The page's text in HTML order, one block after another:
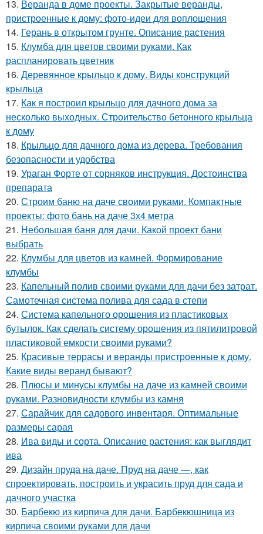
13. Веранда в доме проекты. Закрытые веранды,
пристроенные к дому: фото-идеи для воплощения
14. Герань в открытом грунте. Описание растения
15. Клумба для цветов своими руками. Как
распланировать цветник
16. Деревянное крыльцо к дому. Виды конструкций
крыльца
17. Как я построил крыльцо для дачного дома за
несколько выходных. Строительство бетонного крыльца
к дому
18. Крыльцо для дачного дома из дерева. Требования
безопасности и удобства
19. Ураган Форте от сорняков инструкция. Достоинства
препарата
20. Строим баню на даче своими руками. Компактные
проекты: фото бань на даче 3х4 метра
21. Небольшая баня для дачи. Какой проект бани
выбрать
22. Клумбы для цветов из камней. Формирование
клумбы
23. Капельный полив своими руками для дачи без затрат.
Самотечная система полива для сада в степи
24. Система капельного орошения из пластиковых
бутылок. Как сделать систему орошения из пятилитровой
пластиковой емкости своими руками?
25. Красивые террасы и веранды пристроенные к дому.
Какие виды веранд бывают?
26. Плюсы и минусы клумбы на даче из камней своими
руками. Разновидности клумбы из камня
27. Сарайчик для садового инвентаря. Оптимальные
размеры сарая
28. Ива виды и сорта. Описание растения: как выглядит
ива
29. Дизайн пруда на даче. Пруд на даче —, как
спроектировать, построить и украсить пруд для сада и
дачного участка
30. Барбекю из кирпича для дачи. Барбекюшница из
кирпича своими руками для дачи